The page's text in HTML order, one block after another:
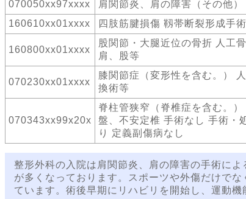
070050xx97xxxx 肩関節炎、肩の障害（その他）
160610xx01xxxx
四肢筋腱損傷 靱帯断裂形成手
160800xx01xxxx
股関節・大腿近位の骨折 人工
肩、股等
070230xx01xxxx
膝関節症（変形性を含む。）
換術等
070343xx99x20x
脊柱管狭窄（脊椎症を含む。
盤、不安定椎 手術なし 手術・
り 定義副傷病なし
整形外科の入院は肩関節炎、肩の障害の手術に
が多くなっております。スポーツや外傷だけで
ています。術後早期にリハビリを開始し、運動